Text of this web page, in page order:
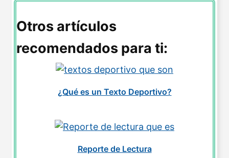
Otros artículos
recomendados para ti:
¿Qué es un Texto Deportivo?
Reporte de Lectura